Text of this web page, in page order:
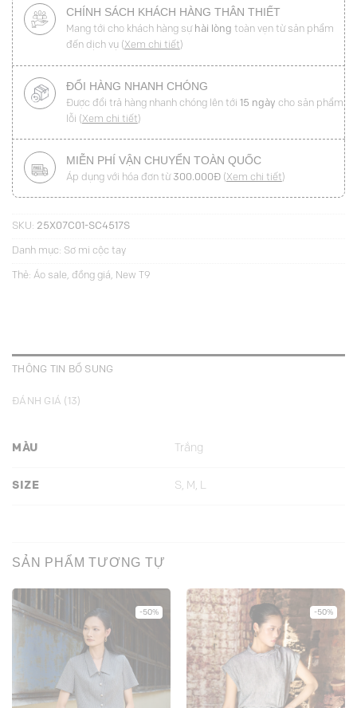
CHÍNH SÁCH KHÁCH HÀNG THÂN THIẾT
Mang tới cho khách hàng sự hài lòng toàn vẹn từ sản phẩm
đến dịch vụ (Xem chi tiết)
ĐỔI HÀNG NHANH CHÓNG
Được đổi trả hàng nhanh chóng lên tới 15 ngày cho sản phẩm
lỗi (Xem chi tiết)
MIỄN PHÍ VẬN CHUYỂN TOÀN QUỐC
Áp dụng với hóa đơn từ 300.000Đ(Xem chi tiết)
SKU: 25X07C01-SC4517S
Danh mục: Sơ mi cộc tay
Thẻ: Áo sale, đồng giá, New T9
THÔNG TIN BỔ SUNG
ĐÁNH GIÁ (13)
MÀU Trắng
SIZE S, M, L
SẢN PHẨM TƯƠNG TỰ
-50% -50%